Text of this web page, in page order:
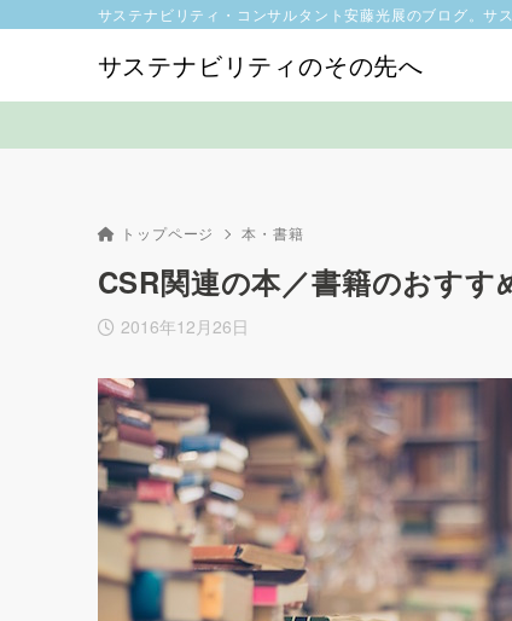
サステナビリティのその先へ
サステナビリティ・コンサルタント安藤光展のブログ。サ
トップページ 本・書籍
CSR関連の本／書籍のおすす
2016年12月26日